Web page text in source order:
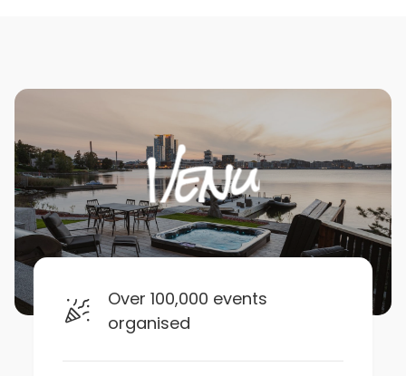
Over 100,000 events
organised